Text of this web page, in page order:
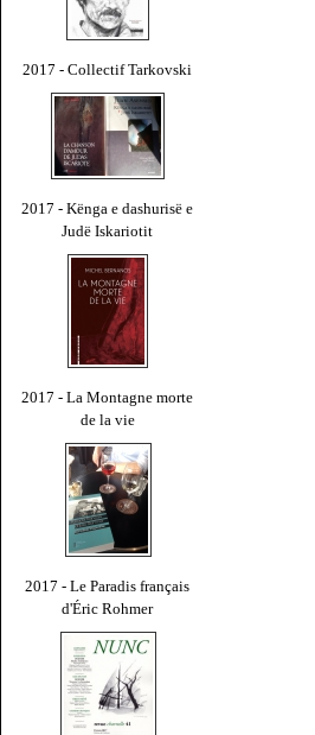
2017 - Collectif Tarkovski
2017 - Kënga e dashurisë e
Judë Iskariotit
2017 - La Montagne morte
de la vie
2017 - Le Paradis français
d'Éric Rohmer